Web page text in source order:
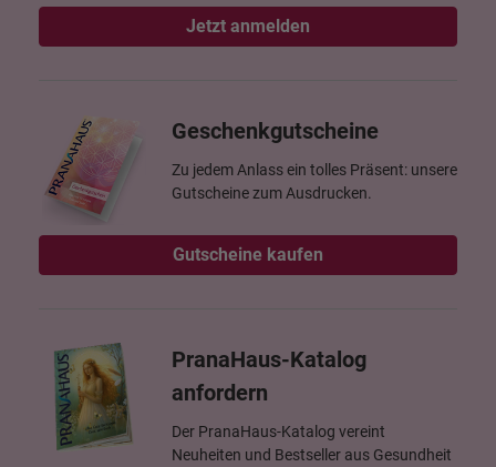
Jetzt anmelden
Geschenkgutscheine
Zu jedem Anlass ein tolles Präsent: unsere
Gutscheine zum Ausdrucken.
Gutscheine kaufen
PranaHaus-Katalog
anfordern
Der PranaHaus-Katalog vereint
Neuheiten und Bestseller aus Gesundheit